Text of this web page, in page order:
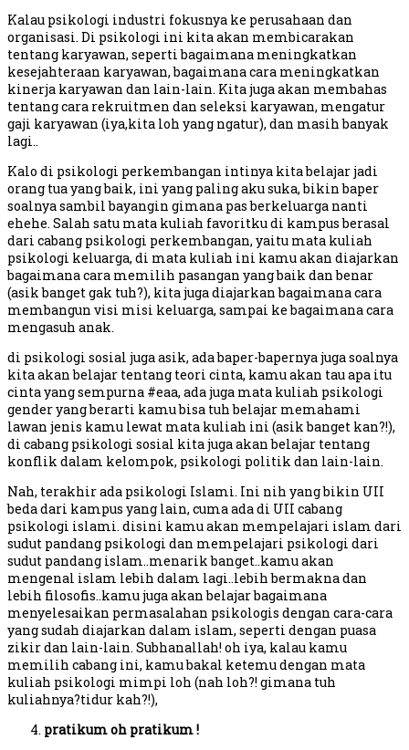
Kalau psikologi industri fokusnya ke perusahaan dan
organisasi. Di psikologi ini kita akan membicarakan
tentang karyawan, seperti bagaimana meningkatkan
kesejahteraan karyawan, bagaimana cara meningkatkan
kinerja karyawan dan lain-lain. Kita juga akan membahas
tentang cara rekruitmen dan seleksi karyawan, mengatur
gaji karyawan (iya,kita loh yang ngatur), dan masih banyak
lagi..
Kalo di psikologi perkembangan intinya kita belajar jadi
orang tua yang baik, ini yang paling aku suka, bikin baper
soalnya sambil bayangin gimana pas berkeluarga nanti
ehehe. Salah satu mata kuliah favoritku di kampus berasal
dari cabang psikologi perkembangan, yaitu mata kuliah
psikologi keluarga, di mata kuliah ini kamu akan diajarkan
bagaimana cara memilih pasangan yang baik dan benar
(asik banget gak tuh?), kita juga diajarkan bagaimana cara
membangun visi misi keluarga, sampai ke bagaimana cara
mengasuh anak.
di psikologi sosial juga asik, ada baper-bapernya juga soalnya
kita akan belajar tentang teori cinta, kamu akan tau apa itu
cinta yang sempurna #eaa, ada juga mata kuliah psikologi
gender yang berarti kamu bisa tuh belajar memahami
lawan jenis kamu lewat mata kuliah ini (asik banget kan?!),
di cabang psikologi sosial kita juga akan belajar tentang
konflik dalam kelompok, psikologi politik dan lain-lain.
Nah, terakhir ada psikologi Islami. Ini nih yang bikin UII
beda dari kampus yang lain, cuma ada di UII cabang
psikologi islami. disini kamu akan mempelajari islam dari
sudut pandang psikologi dan mempelajari psikologi dari
sudut pandang islam..menarik banget..kamu akan
mengenal islam lebih dalam lagi..lebih bermakna dan
lebih filosofis..kamu juga akan belajar bagaimana
menyelesaikan permasalahan psikologis dengan cara-cara
yang sudah diajarkan dalam islam, seperti dengan puasa
zikir dan lain-lain. Subhanallah! oh iya, kalau kamu
memilih cabang ini, kamu bakal ketemu dengan mata
kuliah psikologi mimpi loh (nah loh?! gimana tuh
kuliahnya?tidur kah?!),
pratikum oh pratikum !